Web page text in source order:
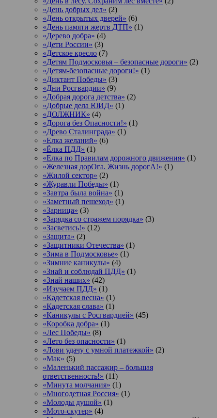
«День добрых дел» (2)
«День открытых дверей» (6)
«День памяти жертв ДТП» (1)
«Дерево добра» (4)
«Дети России» (3)
«Детское кресло (7)
«Детям Подмосковья – безопасные дороги» (2)
«Детям-безопасные дороги!» (1)
«Диктант Победы» (3)
«Дни Росгвардии» (9)
«Добрая дорога детства» (2)
«Добрые дела ЮИД» (1)
«ДОЛЖНИК» (4)
«Дорога без Опасности!» (1)
«Древо Сталинграда» (1)
«Елка желаний» (6)
«Ёлка ПДД» (1)
«Елка по Правилам дорожного движения» (1)
«Железная дорОга. Жизнь дорогА!» (1)
«Жилой сектор» (2)
«Журавли Победы» (1)
«Завтра была война» (1)
«Заметный пешеход» (1)
«Зарница» (3)
«Зарядка со стражем порядка» (3)
«Засветись!» (12)
«Защита» (2)
«Защитники Отечества» (1)
«Зима в Подмосковье» (1)
«Зимние каникулы» (4)
«Знай и соблюдай ПДД» (1)
«Знай наших» (42)
«Изучаем ПДД» (1)
«Кадетская весна» (1)
«Кадетская слава» (1)
«Каникулы с Росгвардией» (45)
«Коробка добра» (1)
«Лес Победы» (8)
«Лето без опасности» (1)
«Лови удачу с умной платежкой» (2)
«Мак» (5)
«Маленький пассажир – большая
ответственность!» (11)
«Минута молчания» (1)
«Многодетная Россия» (1)
«Молоды душой» (1)
«Мото-скутер» (4)